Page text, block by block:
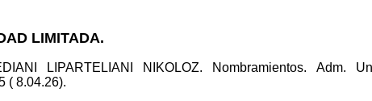
LIMITADA.
LIPARTELIANI NIKOLOZ. Nombramientos. Adm.
( 8.04.26).